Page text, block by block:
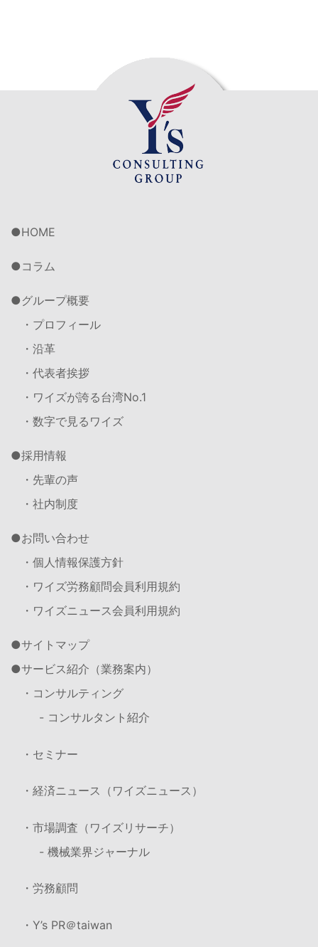
HOME
コラム
グループ概要
・プロフィール
・沿革
・代表者挨拶
・ワイズが誇る台湾No.1
・数字で見るワイズ
採用情報
・先輩の声
・社内制度
お問い合わせ
・個人情報保護方針
・ワイズ労務顧問会員利用規約
・ワイズニュース会員利用規約
サイトマップ
サービス紹介（業務案内）
・コンサルティング
- コンサルタント紹介
・セミナー
・経済ニュース（ワイズニュース）
・市場調査（ワイズリサーチ）
- 機械業界ジャーナル
・労務顧問
・Y’s PR＠taiwan